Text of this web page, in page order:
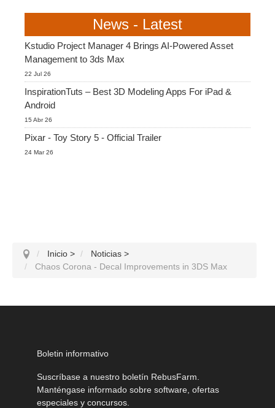
News - Latest
Kstudio Project Manager 4 Brings AI-Powered Asset
Management to 3ds Max
22 Jul 26
InspirationTuts – Best 3D Modeling Apps For iPad &
Android
15 Abr 26
Pixar - Toy Story 5 - Official Trailer
24 Mar 26
Inicio > Noticias >
Chaos Corona - Decal Improvements in 3DS Max
Boletin informativo
Suscríbase a nuestro boletín RebusFarm.
Manténgase informado sobre software, ofertas
especiales y concursos.